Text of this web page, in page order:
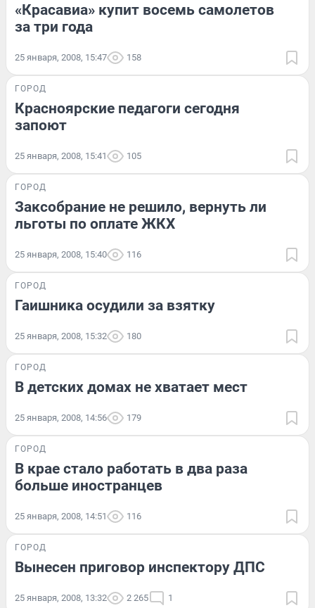
«Красавиа» купит восемь самолетов
за три года
25 января, 2008, 15:47 158
ГОРОД
Красноярские педагоги сегодня
запоют
25 января, 2008, 15:41 105
ГОРОД
Заксобрание не решило, вернуть ли
льготы по оплате ЖКХ
25 января, 2008, 15:40 116
ГОРОД
Гаишника осудили за взятку
25 января, 2008, 15:32 180
ГОРОД
В детских домах не хватает мест
25 января, 2008, 14:56 179
ГОРОД
В крае стало работать в два раза
больше иностранцев
25 января, 2008, 14:51 116
ГОРОД
Вынесен приговор инспектору ДПС
25 января, 2008, 13:32 2 265 1